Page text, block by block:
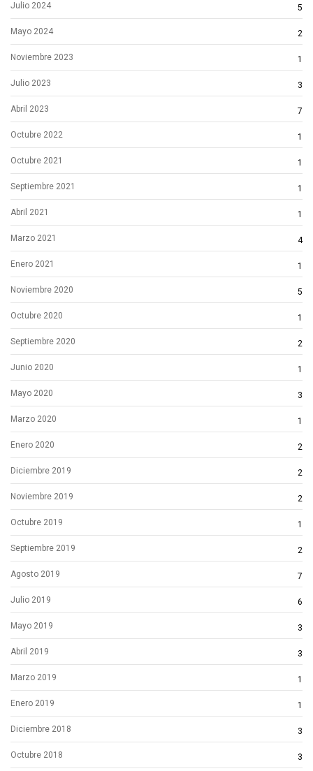
Julio 2024 5
Mayo 2024 2
Noviembre 2023 1
Julio 2023 3
Abril 2023 7
Octubre 2022 1
Octubre 2021 1
Septiembre 2021 1
Abril 2021 1
Marzo 2021 4
Enero 2021 1
Noviembre 2020 5
Octubre 2020 1
Septiembre 2020 2
Junio 2020 1
Mayo 2020 3
Marzo 2020 1
Enero 2020 2
Diciembre 2019 2
Noviembre 2019 2
Octubre 2019 1
Septiembre 2019 2
Agosto 2019 7
Julio 2019 6
Mayo 2019 3
Abril 2019 3
Marzo 2019 1
Enero 2019 1
Diciembre 2018 3
Octubre 2018 3